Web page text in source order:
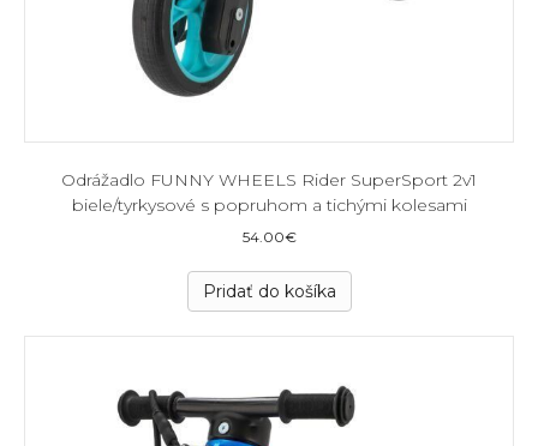
Odrážadlo FUNNY WHEELS Rider SuperSport 2v1
biele/tyrkysové s popruhom a tichými kolesami
54.00€
Pridať do košíka